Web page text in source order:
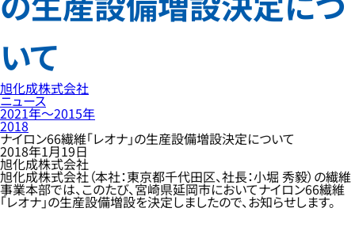
いて
旭化成株式会社
ニュース
2021年〜2015年
2018
ナイロン66繊維「レオナ」の生産設備増設決定について
2018年1月19日
旭化成株式会社
旭化成株式会社（本社：東京都千代田区、社長：小堀 秀毅）の繊維
事業本部では、このたび、宮崎県延岡市においてナイロン66繊維
「レオナ」の生産設備増設を決定しましたので、お知らせします。